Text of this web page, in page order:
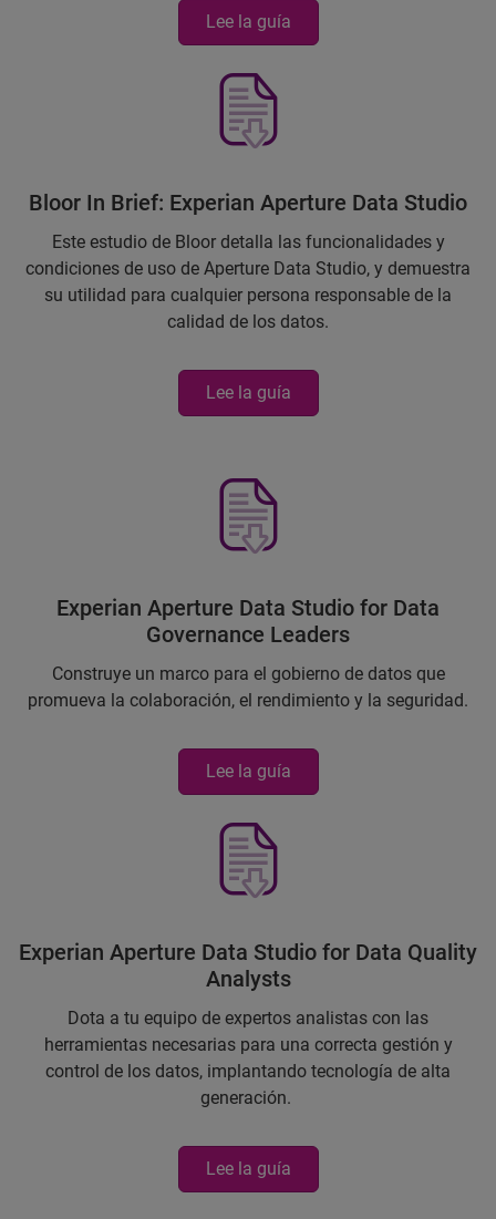
Lee la guía
Bloor In Brief: Experian Aperture Data Studio
Este estudio de Bloor detalla las funcionalidades y
condiciones de uso de Aperture Data Studio, y demuestra
su utilidad para cualquier persona responsable de la
calidad de los datos.
Lee la guía
Experian Aperture Data Studio for Data
Governance Leaders
Construye un marco para el gobierno de datos que
promueva la colaboración, el rendimiento y la seguridad.
Lee la guía
Experian Aperture Data Studio for Data Quality
Analysts
Dota a tu equipo de expertos analistas con las
herramientas necesarias para una correcta gestión y
control de los datos, implantando tecnología de alta
generación.
Lee la guía